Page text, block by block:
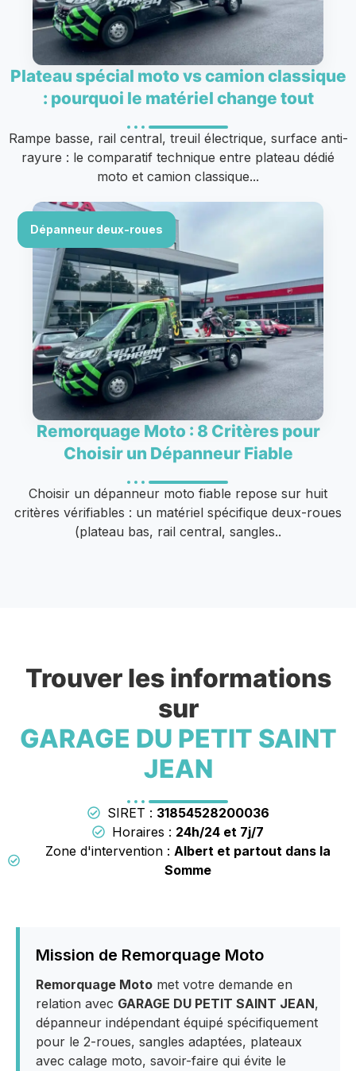
Plateau spécial moto vs camion classique
: pourquoi le matériel change tout
Rampe basse, rail central, treuil électrique, surface anti-
rayure : le comparatif technique entre plateau dédié
moto et camion classique...
Dépanneur deux-roues
Remorquage Moto : 8 Critères pour
Choisir un Dépanneur Fiable
Choisir un dépanneur moto fiable repose sur huit
critères vérifiables : un matériel spécifique deux-roues
(plateau bas, rail central, sangles..
Trouver les informations
sur
GARAGE DU PETIT SAINT
JEAN
SIRET : 31854528200036
Horaires : 24h/24 et 7j/7
Zone d'intervention : Albert et partout dans la
Somme
Mission de Remorquage Moto
Remorquage Moto met votre demande en
relation avec GARAGE DU PETIT SAINT JEAN,
dépanneur indépendant équipé spécifiquement
pour le 2-roues, sangles adaptées, plateaux
avec calage moto, savoir-faire qui évite le